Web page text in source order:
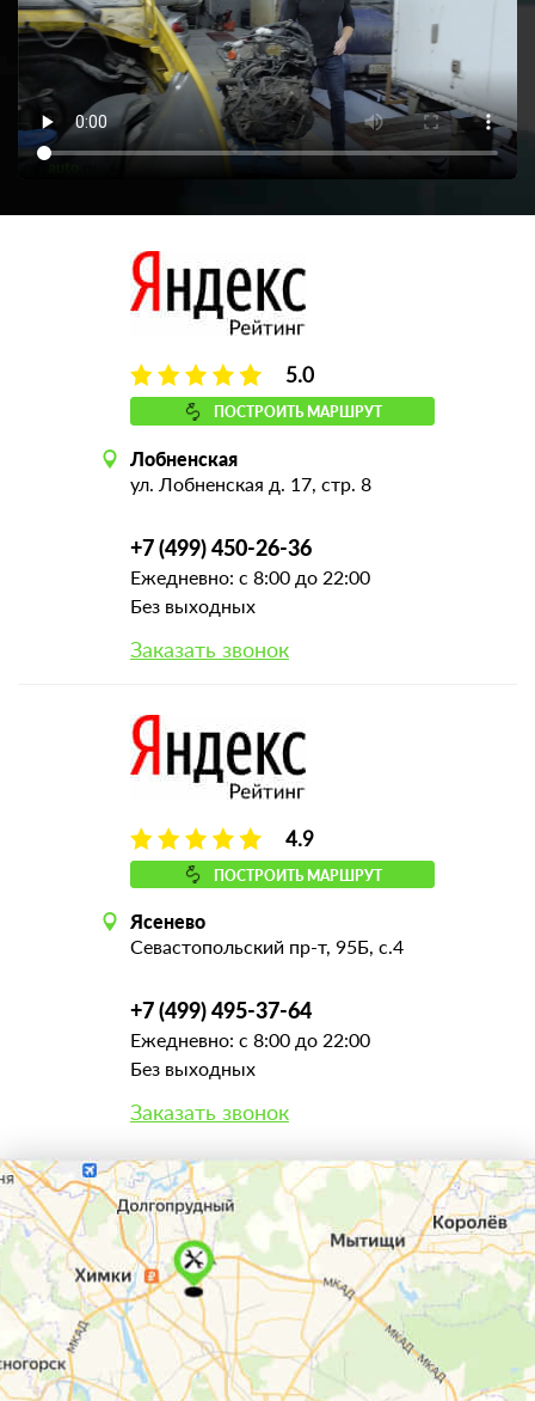
5.0
ПОСТРОИТЬ МАРШРУТ
Лобненская
ул. Лобненская д. 17, стр. 8
+7 (499) 450-26-36
Ежедневно: с 8:00 до 22:00
Без выходных
Заказать звонок
4.9
ПОСТРОИТЬ МАРШРУТ
Ясенево
Севастопольский пр-т, 95Б, с.4
+7 (499) 495-37-64
Ежедневно: с 8:00 до 22:00
Без выходных
Заказать звонок